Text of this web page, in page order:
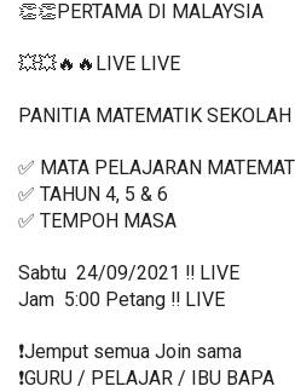
👏👏PERTAMA DI MALAYSIA
💥💥🔥🔥LIVE LIVE
PANITIA MATEMATIK
✅ MATA PELAJARAN
✅ TAHUN 4, 5 & 6
✅ TEMPOH MASA
Sabtu  24/09/2021 ‼️ LIVE
Jam  5:00 Petang ‼️ LIVE
❗️Jemput semua Join sama
❗️GURU / PELAJAR / IBU BAPA